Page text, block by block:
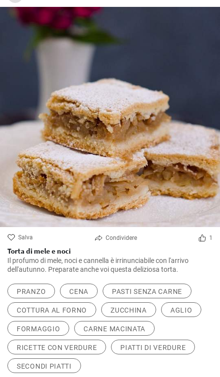
Salva Condividere 1
Torta di mele e noci
Il profumo di mele, noci e cannella è irrinunciabile con l'arrivo
dell'autunno. Preparate anche voi questa deliziosa torta.
PRANZO CENA PASTI SENZA CARNE
COTTURA AL FORNO ZUCCHINA AGLIO
FORMAGGIO CARNE MACINATA
RICETTE CON VERDURE PIATTI DI VERDURE
SECONDI PIATTI